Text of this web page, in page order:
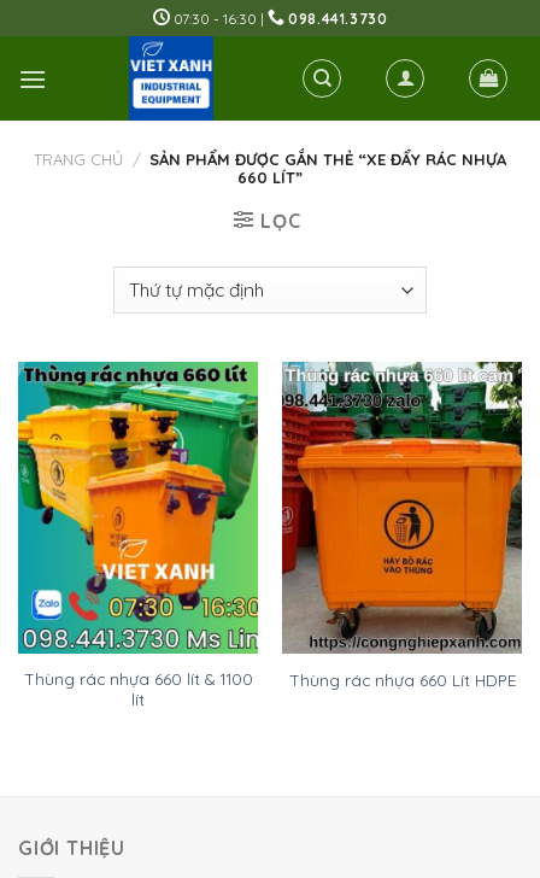
to
content
07:30 - 16:30 | 098.441.3730
TRANG CHỦ / SẢN PHẨM ĐƯỢC GẮN THẺ “XE ĐẨY RÁC NHỰA
660 LÍT”
LỌC
Thùng rác nhựa 660 lít & 1100
lít
Thùng rác nhựa 660 Lít HDPE
GIỚI THIỆU